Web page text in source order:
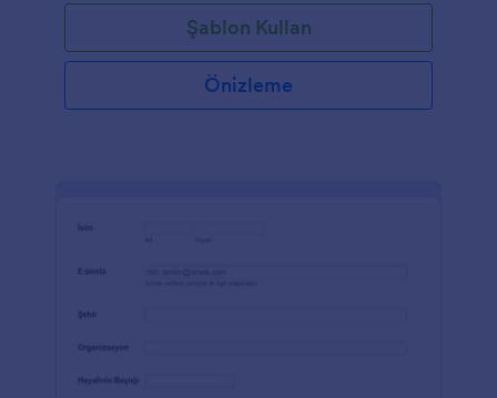
Şablon Kullan
Önizleme